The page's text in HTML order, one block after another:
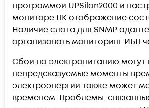
программой UPSilon2000 и
мониторе ПК отображение
Наличие слота для SNMP
организовать мониторинг ИБП
Сбои по электропитанию могут
непредсказуемые моменты
электроэнергии также может
временем. Проблемы,